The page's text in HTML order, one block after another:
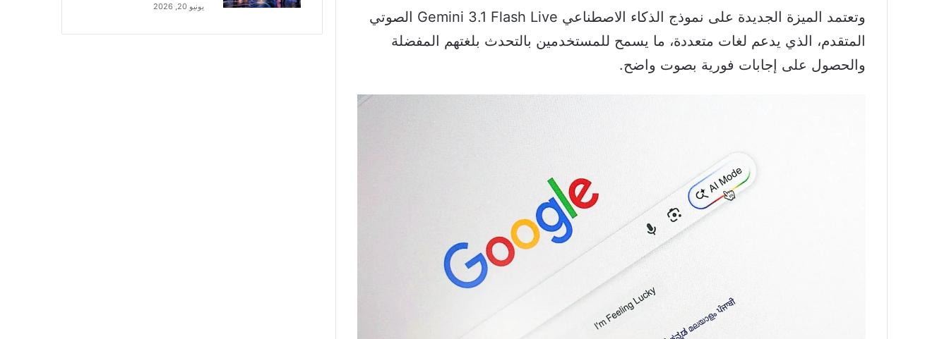
وتعتمد الميزة الجديدة على نموذج الذكاء الاصطناعي Gemini 3.1 Flash Live الصوتي
المتقدم، الذي يدعم لغات متعددة، ما يسمح للمستخدمين بالتحدث بلغتهم المفضلة
والحصول على إجابات فورية بصوت واضح.
يونيو 20, 2026